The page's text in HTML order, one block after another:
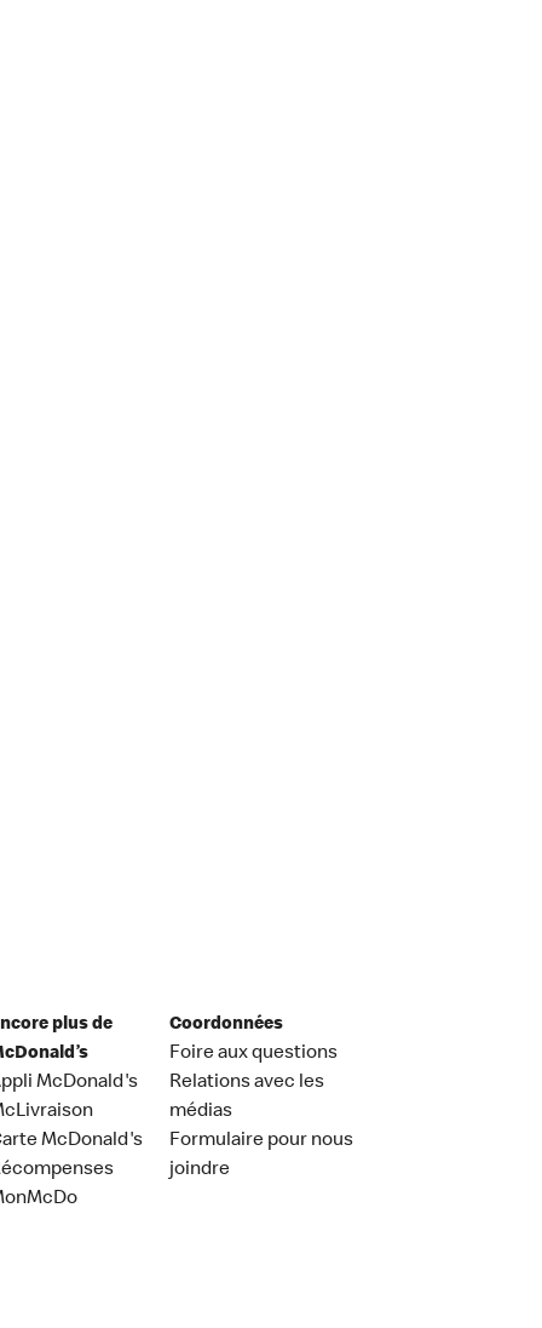
plus de
McDonald's
McDonald's
Coordonnées
Foire aux questions
Relations avec les
médias
Formulaire pour nous
joindre